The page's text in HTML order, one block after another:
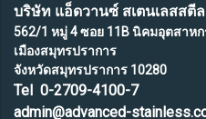
บริษัท แอ็ดวานซ์ สเตนเลสสตี
562/1 หมู่ 4 ซอย 11B นิคมอุตสาห
เมืองสมุทรปราการ
จังหวัดสมุทรปราการ 10280
Tel 0-2709-4100-7
admin@advanced-